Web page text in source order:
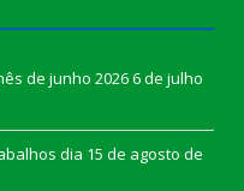
de junho 20266 de julho
dia 15 de agosto de